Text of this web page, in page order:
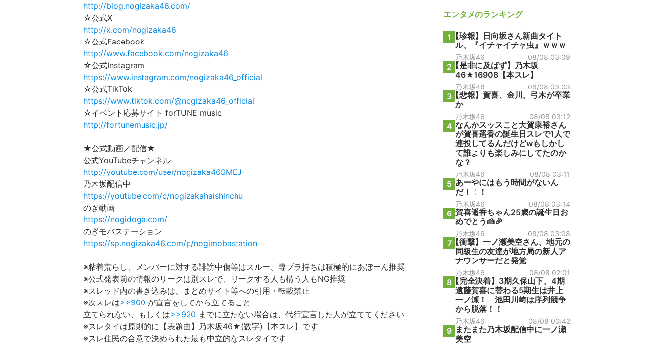
http://blog.nogizaka46.com/
☆公式X
http://x.com/nogizaka46
☆公式Facebook
http://www.facebook.com/nogizaka46
☆公式Instagram
https://www.instagram.com/nogizaka46_official
☆公式TikTok
https://www.tiktok.com/@nogizaka46_official
☆イベント応募サイト forTUNE music
http://fortunemusic.jp/
★公式動画／配信★
公式YouTubeチャンネル
http://youtube.com/user/nogizaka46SMEJ
乃木坂配信中
https://youtube.com/c/nogizakahaishinchu
のぎ動画
https://nogidoga.com/
のぎモバステーション
https://sp.nogizaka46.com/p/nogimobastation
※粘着荒らし、メンバーに対する誹謗中傷等はスルー、専ブラ持ちは積極的にあぼーん推奨
※公式発表前の情報のリークは別スレで、リークする人も構う人もNG推奨
※スレッド内の書き込みは、まとめサイト等への引用・転載禁止
※次スレは>>900 が宣言をしてから立てること
立てられない、もしくは>>920 までに立たない場合は、代行宣言した人が立ててください
※スレタイは原則的に【表題曲】乃木坂46★(数字)【本スレ】です
※スレ住民の合意で決められた最も中立的なスレタイです
エンタメのランキング
1 【珍報】日向坂さん新曲タイト
ル、『イチャイチャ虫』ｗｗｗ
乃木坂46 08/08 03:09
2 【是非に及ばず】乃木坂
46★16908【本スレ】
乃木坂46 08/08 03:03
3【悲報】賀喜、金川、弓木が卒業
か
乃木坂46 08/08 03:12
4 なんかスッスこと大賀康裕さん
が賀喜遥香の誕生日スレで1人で
連投してるんだけどwもしかし
て誰よりも楽しみにしてたのか
な？
乃木坂46 08/08 03:11
5 あーやにはもう時間がないん
だ！！！
乃木坂46 08/08 03:14
6 賀喜遥香ちゃん25歳の誕生日お
めでとう🍰🎉
乃木坂46 08/08 03:08
7【衝撃】一ノ瀬美空さん、地元の
同級生の友達が地方局の新人ア
ナウンサーだと発覚
乃木坂46 08/08 02:01
8【完全決着】3期久保山下、4期
遠藤賀喜に替わる5期生は井上
一ノ瀬！ 池田川﨑は序列競争
から脱落！！
乃木坂46 08/08 00:42
9 またまた乃木坂配信中に一ノ瀬
美空